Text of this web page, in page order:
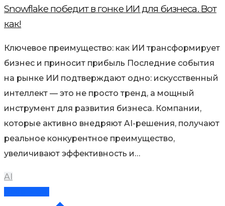
Snowflake победит в гонке ИИ для бизнеса. Вот
как!
Ключевое преимущество: как ИИ трансформирует
бизнес и приносит прибыль Последние события
на рынке ИИ подтверждают одно: искусственный
интеллект — это не просто тренд, а мощный
инструмент для развития бизнеса. Компании,
которые активно внедряют AI-решения, получают
реальное конкурентное преимущество,
увеличивают эффективность и…
AI